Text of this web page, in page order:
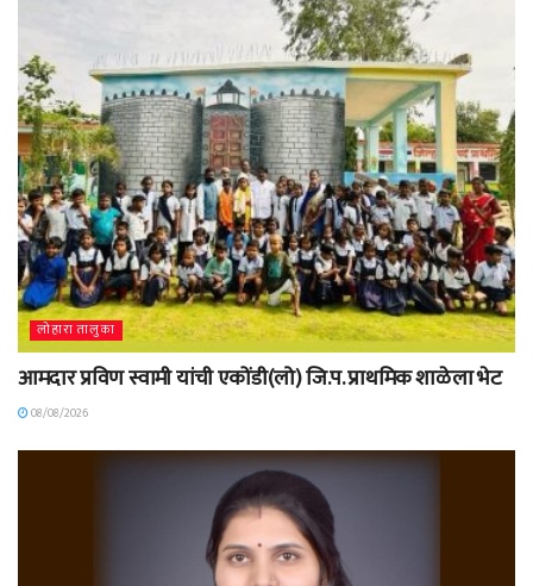
लोहारा तालुका
आमदार प्रविण स्वामी यांची एकोंडी(लो) जि.प. प्राथमिक शाळेला भेट
08/08/2026